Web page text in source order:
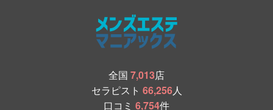
同じ岡山だけど距離がある方、
中国・四国エリアの方も大募集です。
岡山でも屈指の老舗であることだと思います。
創業20年でお客様を騙すようなことはせず、正真正銘の正直商売をして
きたことによる成果だと思います。
全国 7,013店
セラピスト 66,256人
口コミ 6,754件